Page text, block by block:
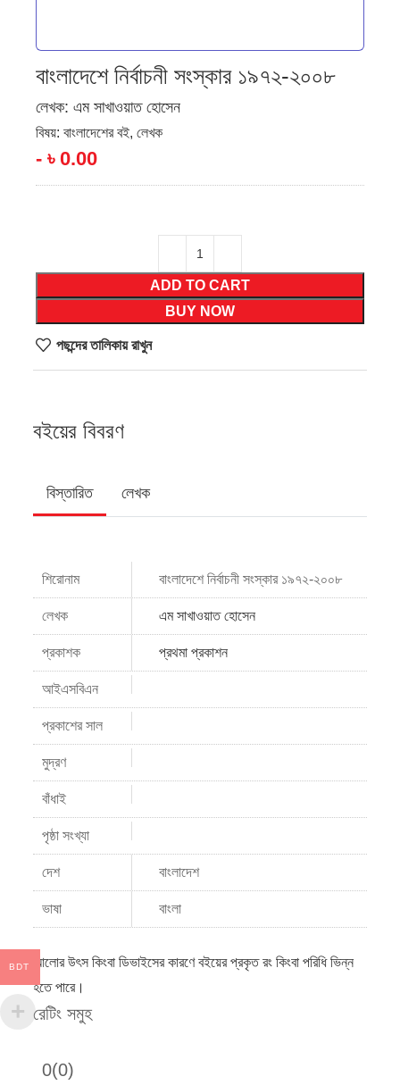
বাংলাদেশে নির্বাচনী সংস্কার ১৯৭২-২০০৮
লেখক: এম সাখাওয়াত হোসেন
বিষয়: বাংলাদেশের বই, লেখক
-৳ 0.00
ADD TO CART
BUY NOW
পছন্দের তালিকায় রাখুন
বইয়ের বিবরণ
বিস্তারিত লেখক
শিরোনাম বাংলাদেশে নির্বাচনী সংস্কার ১৯৭২-২০০৮
লেখক এম সাখাওয়াত হোসেন
প্রকাশক প্রথমা প্রকাশন
আইএসবিএন
প্রকাশের সাল
মুদ্রণ
বাঁধাই
পৃষ্ঠা সংখ্যা
দেশ বাংলাদেশ
ভাষা বাংলা
আলোর উৎস কিংবা ডিভাইসের কারণে বইয়ের প্রকৃত রং কিংবা পরিধি ভিন্ন
হতে পারে।
রেটিং সমুহ
0(0)
BDT